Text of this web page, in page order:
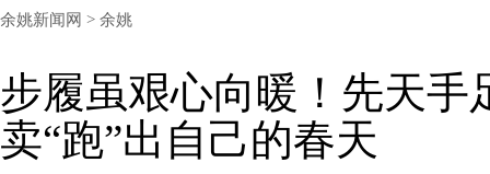
余姚新闻网 > 余姚
步履虽艰心向暖！先天手
卖“跑”出自己的春天